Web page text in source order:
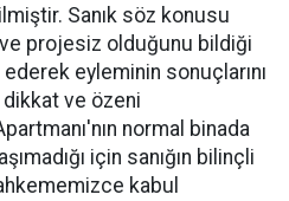
Sanık söz konusu
ve projesiz olduğunu bildiği
eyleminin sonuçlarını
ve özeni
normal binada
için sanığın bilinçli
kabul